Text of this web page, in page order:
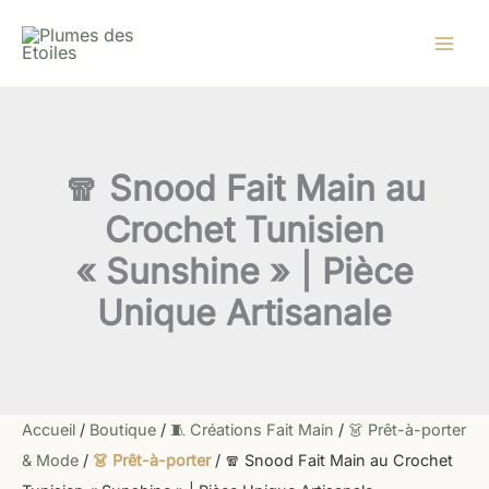
🧣 Snood Fait Main au
Crochet Tunisien
« Sunshine » | Pièce
Unique Artisanale
Accueil / Boutique / 🧵 Créations Fait Main / 👗 Prêt-à-porter
& Mode / 👗 Prêt-à-porter/ 🧣 Snood Fait Main au Crochet
Tunisien
"Sunshine"
Unique
Artisanale